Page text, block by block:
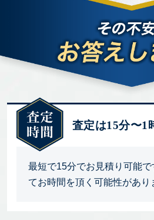
査定は15分〜1
最短で15分でお見積り可能
てお時間を頂く可能性があり